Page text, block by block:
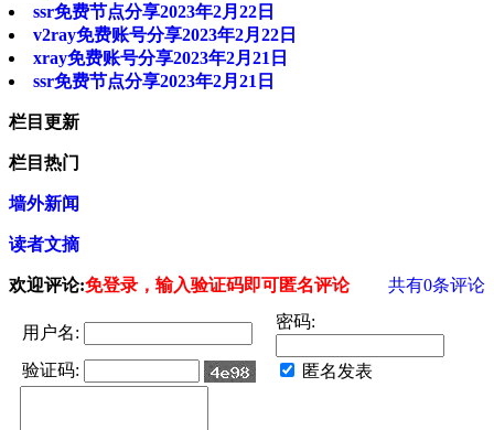
ssr免费节点分享2023年2月22日
v2ray免费账号分享2023年2月22日
xray免费账号分享2023年2月21日
ssr免费节点分享2023年2月21日
栏目更新
栏目热门
墙外新闻
读者文摘
欢迎评论:免登录，输入验证码即可匿名评论 共有0条评论
用户名:
密码:
验证码: 匿名发表